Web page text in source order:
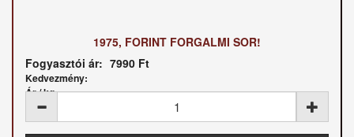
1975, FORINT FORGALMI SOR!
Fogyasztói ár: 7990 Ft
Kedvezmény:
Ár / kg: